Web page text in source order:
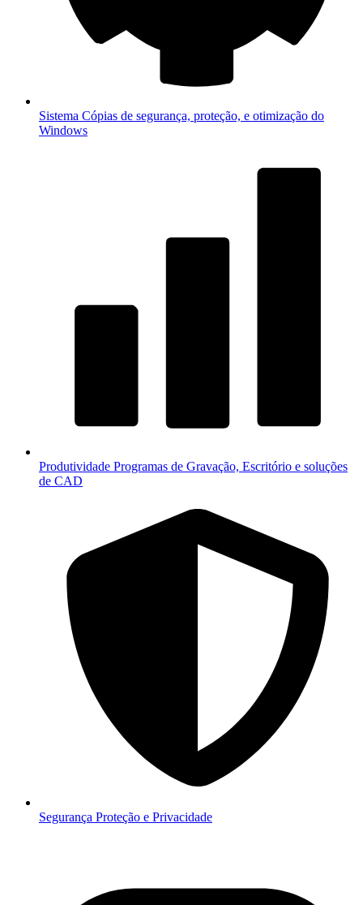
Sistema Cópias de segurança, proteção, e otimização do
Windows
Produtividade Programas de Gravação, Escritório e soluções
de CAD
Segurança Proteção e Privacidade